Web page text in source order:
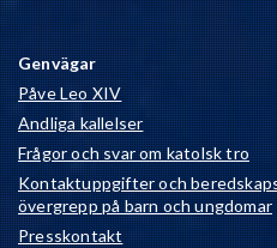
Genvägar
Påve Leo XIV
Andliga kallelser
Frågor och svar om katolsk tro
Kontaktuppgifter och
övergrepp på barn och ungdomar
Presskontakt